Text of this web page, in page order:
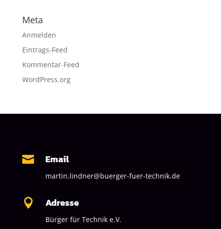
Meta
Anmelden
Eintrags-Feed
Kommentar-Feed
WordPress.org
 Email
martin.lindner@buerger-fuer-technik.de
 Adresse
Bürger für Technik e.V.